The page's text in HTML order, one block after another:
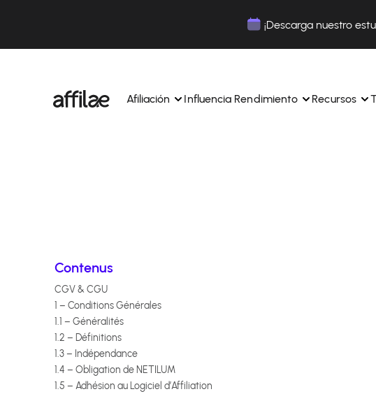
¡Descarga nuestro
Afiliación Influencia Rendimiento Recursos
Contenus
CGV & CGU
1 – Conditions Générales
1.1 – Généralités
1.2 – Définitions
1.3 – Indépendance
1.4 – Obligation de NETILUM
1.5 – Adhésion au Logiciel d’Affiliation